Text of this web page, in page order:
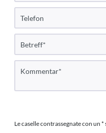
Le caselle contrassegnate con un